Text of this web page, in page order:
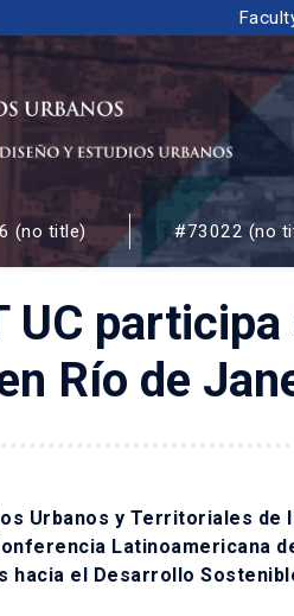
URBANOS
(no title) #73022 (no
UC
Río de
Urbanos y Territoriales
Latinoamericana
hacia el Desarrollo